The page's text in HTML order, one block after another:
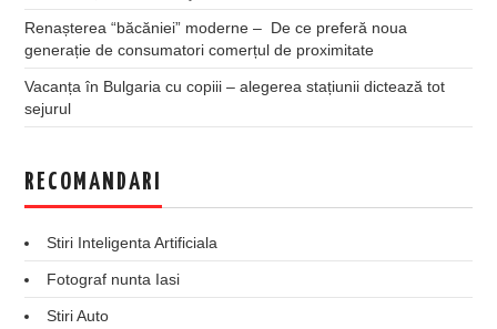
Renașterea “băcăniei” moderne – De ce preferă noua
generație de consumatori comerțul de proximitate
Vacanța în Bulgaria cu copiii – alegerea stațiunii dictează tot
sejurul
RECOMANDARI
Stiri Inteligenta Artificiala
Fotograf nunta Iasi
Stiri Auto